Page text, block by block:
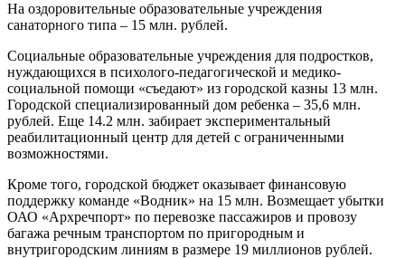
На оздоровительные образовательные учреждения
санаторного типа – 15 млн. рублей.
Социальные образовательные учреждения для подростков,
нуждающихся в психолого-педагогической и медико-
социальной помощи «съедают» из городской казны 13 млн.
Городской специализированный дом ребенка – 35,6 млн.
рублей. Еще 14.2 млн. забирает экспериментальный
реабилитационный центр для детей с ограниченными
возможностями.
Кроме того, городской бюджет оказывает финансовую
поддержку команде «Водник» на 15 млн. Возмещает убытки
ОАО «Архречпорт» по перевозке пассажиров и провозу
багажа речным транспортом по пригородным и
внутригородским линиям в размере 19 миллионов рублей.